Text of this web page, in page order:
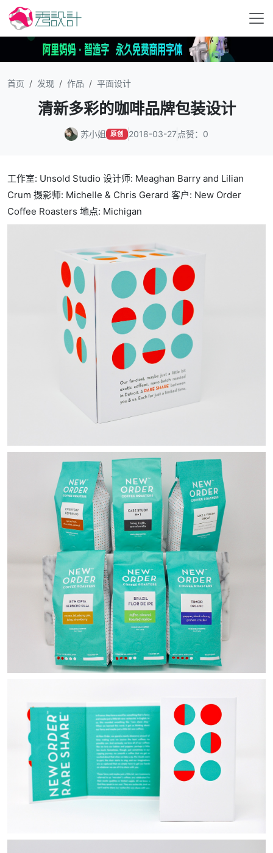
首页 发现 作品 平面设计
清新多彩的咖啡品牌包装设计
苏小姐 原创 2018-03-27点赞：0
工作室: Unsold Studio 设计师: Meaghan Barry and Lilian
Crum 摄影师: Michelle & Chris Gerard 客户: New Order
Coffee Roasters 地点: Michigan